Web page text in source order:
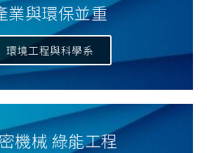
業與環保並重
環境工程與科學系
機械 綠能工程